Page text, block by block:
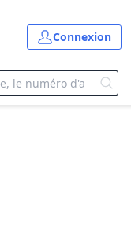
Connexion